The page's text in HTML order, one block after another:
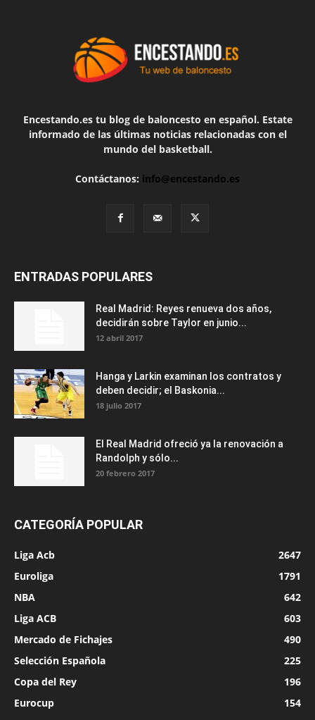
Encestando.es tu blog de baloncesto en español. Estate
informado de las últimas noticias relacionadas con el
mundo del basketball.
Contáctanos: info@encestando.es
ENTRADAS POPULARES
Real Madrid: Reyes renueva dos años,
decidirán sobre Taylor en junio...
12 abril 2017
Hanga y Larkin examinan los contratos y
deben decidir; el Baskonia...
18 julio 2017
El Real Madrid ofreció ya la renovación a
Randolph y sólo...
20 febrero 2017
CATEGORÍA POPULAR
Liga Acb
2647
Euroliga
1791
NBA
642
Liga ACB
603
Mercado de Fichajes
490
Selección Española
225
Copa del Rey
196
Eurocup
154